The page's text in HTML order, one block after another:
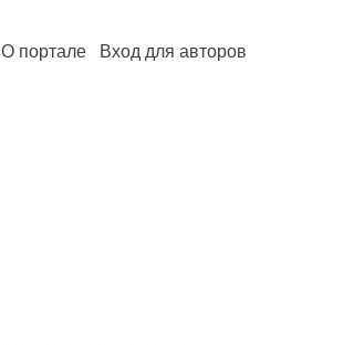
О портале Вход для авторов